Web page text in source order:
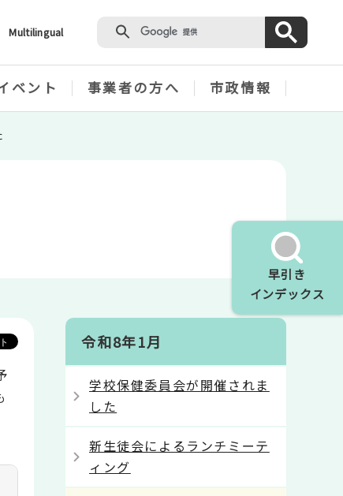
Multilingual
早引き
インデックス
ベント 事業者の方へ 市政情報
令和8年1月
学校保健委員会が開催されま
した
新生徒会によるランチミーテ
ィング